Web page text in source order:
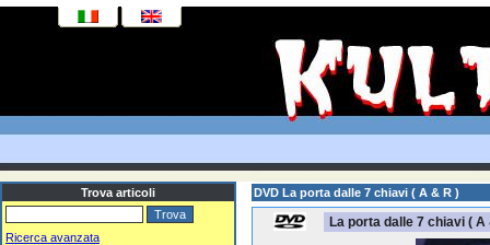
Trova articoli
Ricerca avanzata
DVD La porta dalle 7 chiavi ( A & R )
La porta dalle 7 chiavi ( A